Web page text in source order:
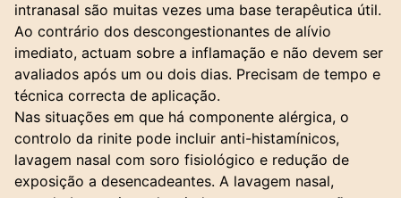
intranasal são muitas vezes uma base terapêutica útil.
Ao contrário dos descongestionantes de alívio
imediato, actuam sobre a inflamação e não devem ser
avaliados após um ou dois dias. Precisam de tempo e
técnica correcta de aplicação.
Nas situações em que há componente alérgica, o
controlo da rinite pode incluir anti-histamínicos,
lavagem nasal com soro fisiológico e redução de
exposição a desencadeantes. A lavagem nasal,